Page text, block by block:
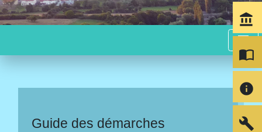
menu
Guide des démarches
account_balance
import_contacts
info
build